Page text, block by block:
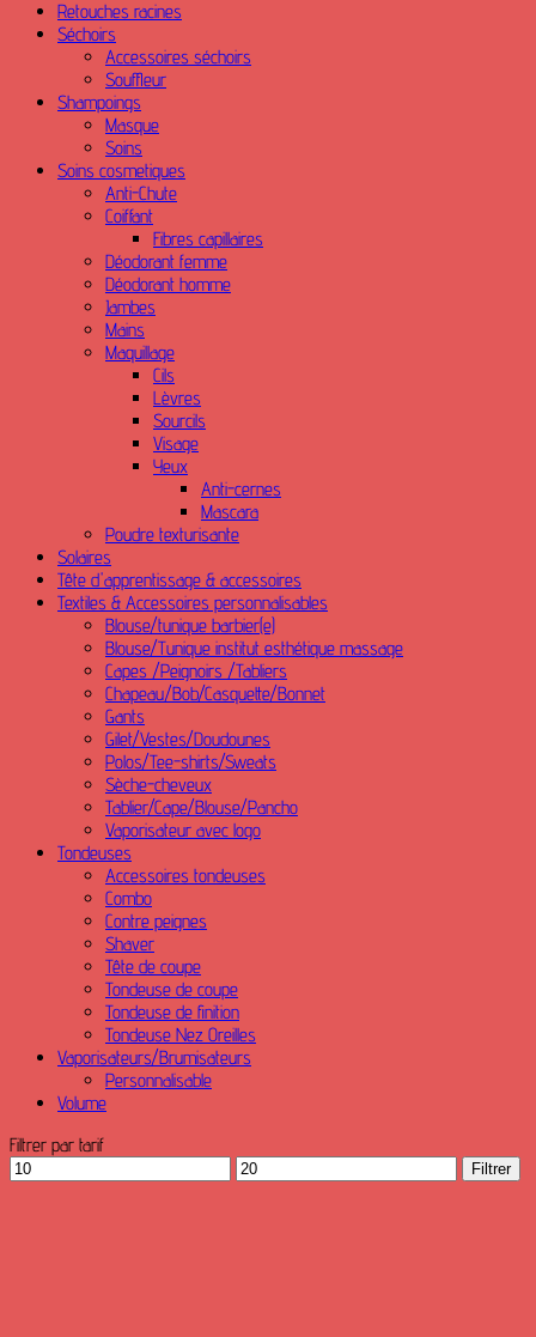
Retouches racines
Séchoirs
Accessoires séchoirs
Souffleur
Shampoings
Masque
Soins
Soins cosmetiques
Anti-Chute
Coiffant
Fibres capillaires
Déodorant femme
Déodorant homme
Jambes
Mains
Maquillage
Cils
Lèvres
Sourcils
Visage
Yeux
Anti-cernes
Mascara
Poudre texturisante
Solaires
Tête d'apprentissage & accessoires
Textiles & Accessoires personnalisables
Blouse/tunique barbier(e)
Blouse/Tunique institut esthétique massage
Capes /Peignoirs /Tabliers
Chapeau/Bob/Casquette/Bonnet
Gants
Gilet/Vestes/Doudounes
Polos/Tee-shirts/Sweats
Sèche-cheveux
Tablier/Cape/Blouse/Pancho
Vaporisateur avec logo
Tondeuses
Accessoires tondeuses
Combo
Contre peignes
Shaver
Tête de coupe
Tondeuse de coupe
Tondeuse de finition
Tondeuse Nez Oreilles
Vaporisateurs/Brumisateurs
Personnalisable
Volume
Filtrer par tarif
Prix
min
Prix
max
Filtrer